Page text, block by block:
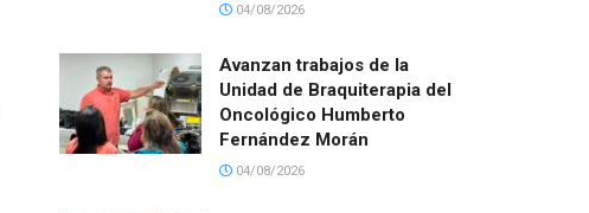
04/08/2026
Avanzan trabajos de la
Unidad de Braquiterapia del
Oncológico Humberto
Fernández Morán
04/08/2026